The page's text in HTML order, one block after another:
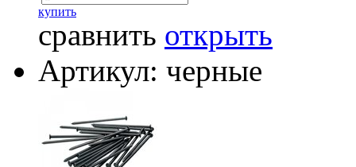
купить
сравнить открыть
Артикул: черные